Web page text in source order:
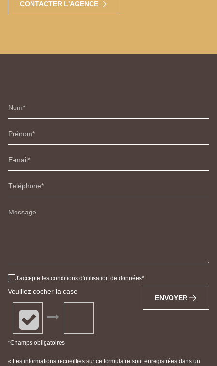
CONTACTER L'AGENCE
Nom
Prénom
E-mail
Téléphone
Message
J'accepte les conditions d'utilisation de données
Veuillez cocher la case
*Champs obligatoires
ENVOYER
« Les informations recueillies sur ce formulaire sont enregistrées dans un